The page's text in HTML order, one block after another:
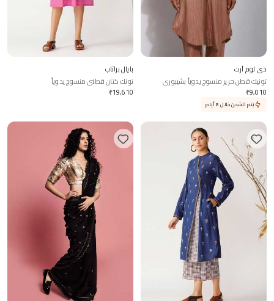
ذي لوم آرت
تونيك قطن حرير منسوج يدوياً بشيبوري
₹9,010
يتم الشحن خلال 8 أيام
بايال براتاب
تونك كتان قطني منسوج يدوياً
₹19,610